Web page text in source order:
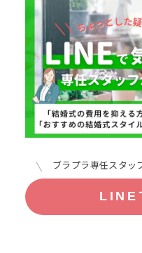
ブラプラ専任スタッ
LINE